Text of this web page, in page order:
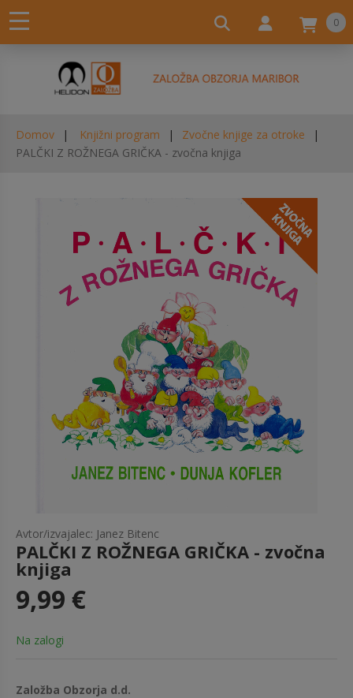
0
Domov Knjižni program
Zvočne knjige za otroke
PALČKI Z ROŽNEGA GRIČKA - zvočna knjiga
Avtor/izvajalec: Janez Bitenc
PALČKI Z ROŽNEGA GRIČKA - zvočna
knjiga
9,99 €
Na zalogi
Založba Obzorja d.d.